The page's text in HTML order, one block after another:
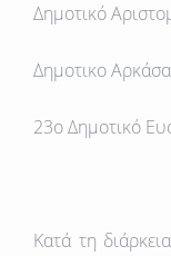
Δημοτικό
Δημοτικο
23ο Δημοτικό
Κατά τη